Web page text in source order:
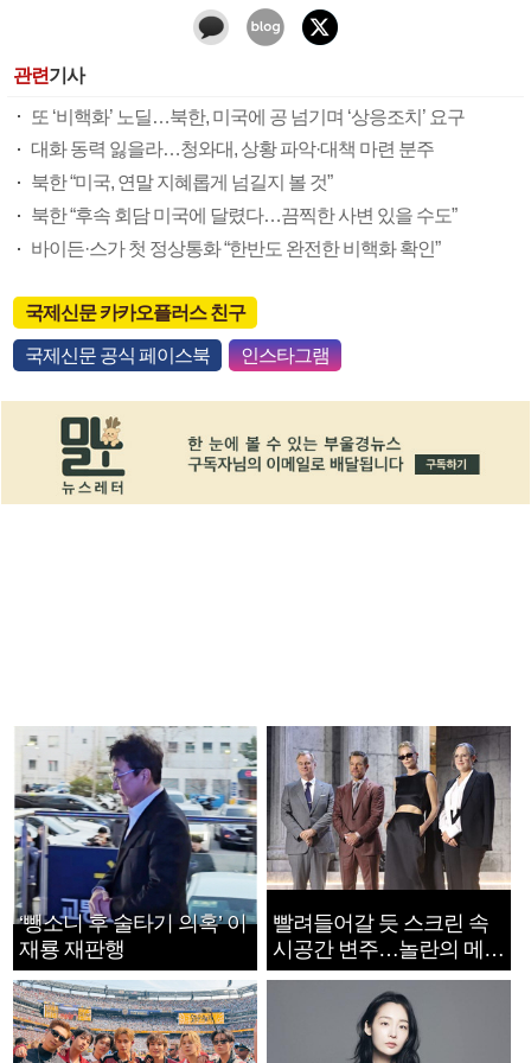
관련기사
또 ‘비핵화’ 노딜…북한, 미국에 공 넘기며 ‘상응조치’ 요구
대화 동력 잃을라…청와대, 상황 파악·대책 마련 분주
북한 “미국, 연말 지혜롭게 넘길지 볼 것”
북한 “후속 회담 미국에 달렸다…끔찍한 사변 있을 수도”
바이든·스가 첫 정상통화 “한반도 완전한 비핵화 확인”
국제신문 카카오플러스 친구
국제신문 공식 페이스북 인스타그램
‘뺑소니 후 술타기 의혹’ 이
재룡 재판행
빨려들어갈 듯 스크린 속
시공간 변주…놀란의 메시
지는 ‘전쟁 속죄’